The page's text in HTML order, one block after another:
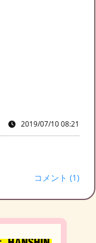
2019/07/10 08:21
コメント (1)